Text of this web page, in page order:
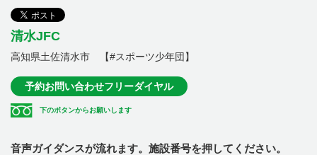
清水JFC
高知県土佐清水市 【#スポーツ少年団】
予約お問い合わせフリーダイヤル
下のボタンからお願いします
音声ガイダンスが流れます。施設番号を押してください。